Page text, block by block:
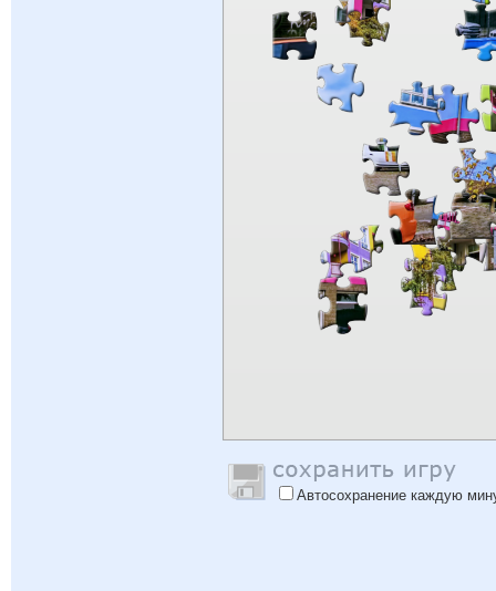
Автосохранение каждую